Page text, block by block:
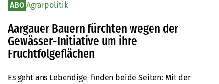
ABO Agrarpolitik
Aargauer Bauern fürchten wegen der
Gewässer-Initiative um ihre
Fruchtfolgeflächen
Es geht ans Lebendige, finden beide Seiten: Mit der